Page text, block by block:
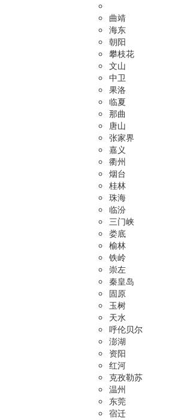
曲靖
海东
朝阳
攀枝花
文山
中卫
果洛
临夏
那曲
唐山
张家界
嘉义
衢州
烟台
桂林
珠海
临汾
三门峡
娄底
榆林
铁岭
崇左
秦皇岛
固原
玉树
天水
呼伦贝尔
澎湖
资阳
红河
克孜勒苏
温州
东莞
宿迁